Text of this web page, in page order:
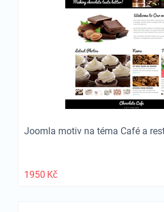
Joomla motiv na téma Café a
1950 Kč